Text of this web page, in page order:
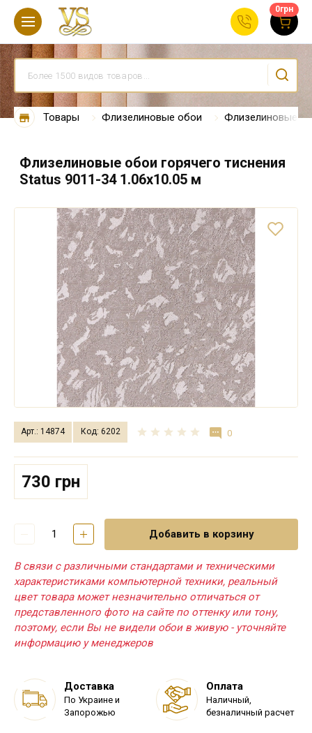
0грн
Товары Флизелиновые обои Флизелиновые
Флизелиновые обои горячего тиснения
Status 9011-34 1.06х10.05 м
Арт.: 14874 Код: 6202 0
730 грн
Добавить в корзину
В связи с различными стандартами и техническими
характеристиками компьютерной техники, реальный
цвет товара может незначительно отличаться от
представленного фото на сайте по оттенку или тону,
поэтому, если Вы не видели обои в живую - уточняйте
информацию у менеджеров
Доставка
По Украине и
Запорожью
Оплата
Наличный,
безналичный расчет